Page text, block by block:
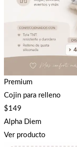
Premium
Cojin para relleno
$149
Alpha Diem
Ver producto